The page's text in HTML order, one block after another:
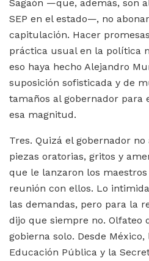
Sagaón —que, además, son
SEP en el estado—, no
capitulación. Hacer
práctica usual en la política
eso haya hecho Alejandro
suposición sofisticada y de
tamaños al gobernador para
esa magnitud.
Tres. Quizá el gobernador
piezas oratorias, gritos y
que le lanzaron los
reunión con ellos. Lo
las demandas, pero para la
dijo que siempre no. Olfateo
gobierna solo. Desde
Educación Pública y la